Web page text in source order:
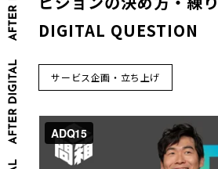
DIGITAL QUESTION
サービス企画・立ち上げ